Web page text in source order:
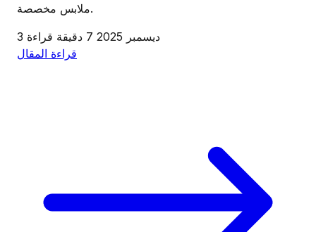
ملابس مخصصة.
3 ديسمبر 2025
7 دقيقة قراءة
قراءة المقال